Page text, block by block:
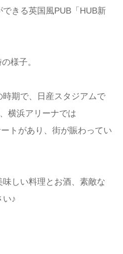
きる英国風PUB「HUB新
様子。
期で、日産スタジアムで
横浜アリーナでは
トがあり、街が賑わってい
しい料理とお酒、素敵な
い♪